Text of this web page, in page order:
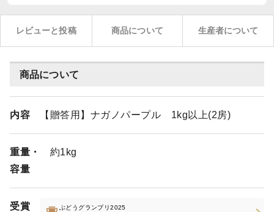
レビューと投稿 商品について 生産者について
商品について
内容 【贈答用】ナガノパープル 1kg以上(2房)
重量・
容量
約1kg
受賞 ぶどうグランプリ2025